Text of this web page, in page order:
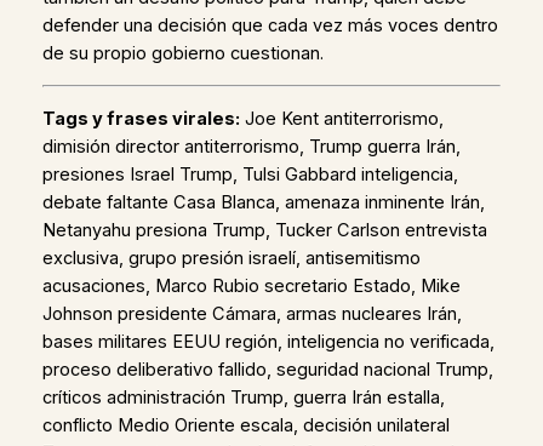
defender una decisión que cada vez más voces dentro
de su propio gobierno cuestionan.
Tags y frases virales: Joe Kent antiterrorismo,
dimisión director antiterrorismo, Trump guerra Irán,
presiones Israel Trump, Tulsi Gabbard inteligencia,
debate faltante Casa Blanca, amenaza inminente Irán,
Netanyahu presiona Trump, Tucker Carlson entrevista
exclusiva, grupo presión israelí, antisemitismo
acusaciones, Marco Rubio secretario Estado, Mike
Johnson presidente Cámara, armas nucleares Irán,
bases militares EEUU región, inteligencia no verificada,
proceso deliberativo fallido, seguridad nacional Trump,
críticos administración Trump, guerra Irán estalla,
conflicto Medio Oriente escala, decisión unilateral